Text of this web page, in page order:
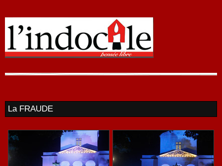
La FRAUDE